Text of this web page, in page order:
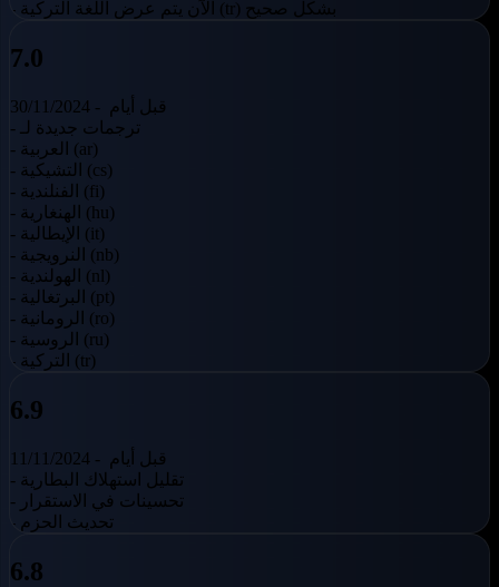
- الآن يتم عرض اللغة التركية (tr) بشكل صحيح
7.0
30/11/2024 - قبل أيام
- ترجمات جديدة لـ
- العربية (ar)
- التشيكية (cs)
- الفنلندية (fi)
- الهنغارية (hu)
- الإيطالية (it)
- النرويجية (nb)
- الهولندية (nl)
- البرتغالية (pt)
- الرومانية (ro)
- الروسية (ru)
- التركية (tr)
6.9
11/11/2024 - قبل أيام
- تقليل استهلاك البطارية
- تحسينات في الاستقرار
- تحديث الحزم
6.8